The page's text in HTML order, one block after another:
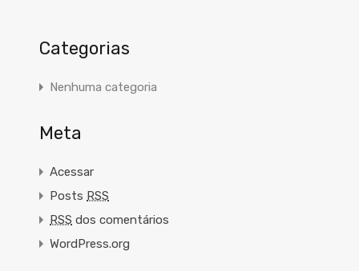
Categorias
Nenhuma categoria
Meta
Acessar
Posts RSS
RSS dos comentários
WordPress.org